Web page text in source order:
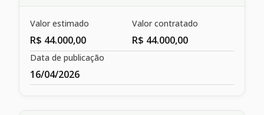
Valor estimado
R$ 44.000,00
Valor contratado
R$ 44.000,00
Data de publicação
16/04/2026